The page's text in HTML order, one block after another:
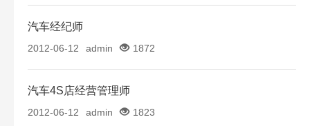
汽车经纪师
2012-06-12 admin 1872
汽车4S店经营管理师
2012-06-12 admin 1823